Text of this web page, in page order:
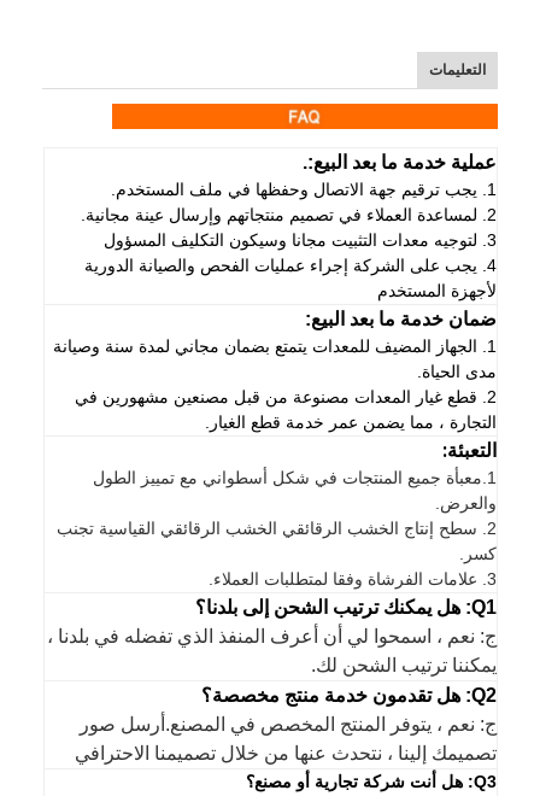
التعليمات
عملية خدمة ما بعد البيع:.
1. يجب ترقيم جهة الاتصال وحفظها في ملف المستخدم.
2. لمساعدة العملاء في تصميم منتجاتهم وإرسال عينة مجانية.
3. لتوجيه معدات التثبيت مجانا وسيكون التكليف المسؤول
4. يجب على الشركة إجراء عمليات الفحص والصيانة الدورية
لأجهزة المستخدم
ضمان خدمة ما بعد البيع:
1. الجهاز المضيف للمعدات يتمتع بضمان مجاني لمدة سنة وصيانة
مدى الحياة.
2. قطع غيار المعدات مصنوعة من قبل مصنعين مشهورين في
التجارة ، مما يضمن عمر خدمة قطع الغيار.
التعبئة:
1. معبأة جميع المنتجات في شكل أسطواني مع تمييز الطول
والعرض.
2. سطح إنتاج الخشب الرقائقي الخشب الرقائقي القياسية تجنب
كسر.
3. علامات الفرشاة وفقا لمتطلبات العملاء.
Q1: هل يمكنك ترتيب الشحن إلى بلدنا؟
ج: نعم ، اسمحوا لي أن أعرف المنفذ الذي تفضله في بلدنا ،
يمكننا ترتيب الشحن لك.
Q2: هل تقدمون خدمة منتج مخصصة؟
ج: نعم ، يتوفر المنتج المخصص في المصنع.أرسل صور
تصميمك إلينا ، نتحدث عنها من خلال تصميمنا الاحترافي
Q3: هل أنت شركة تجارية أو مصنع؟